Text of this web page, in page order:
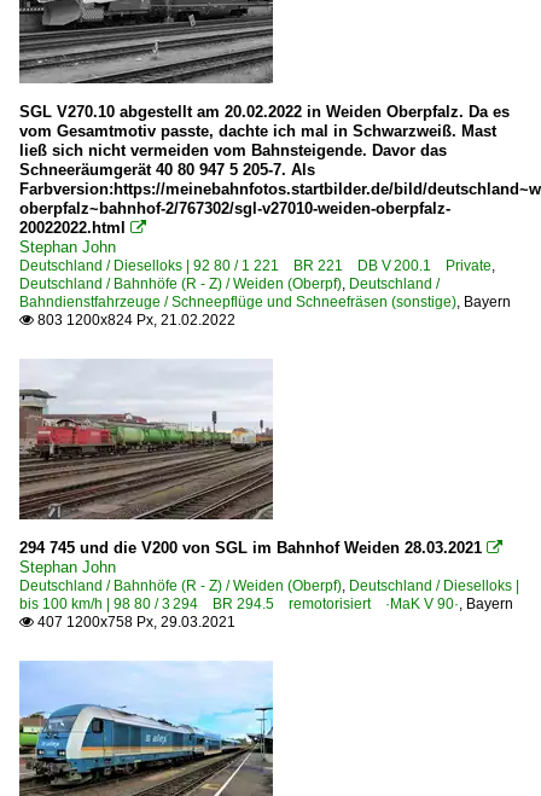
SGL V270.10 abgestellt am 20.02.2022 in Weiden Oberpfalz. Da es
vom Gesamtmotiv passte, dachte ich mal in Schwarzweiß. Mast
ließ sich nicht vermeiden vom Bahnsteigende. Davor das
Schneeräumgerät 40 80 947 5 205-7. Als
Farbversion:https://meinebahnfotos.startbilder.de/bild/
oberpfalz~bahnhof-2/767302/sgl-v27010-weiden-oberpfalz-
20022022.html

Stephan John
Deutschland / Dieselloks | 92 80 / 1 221 BR 221 DB V 200.1 Private,
Deutschland / Bahnhöfe (R - Z) / Weiden (Oberpf), Deutschland /
Bahndienstfahrzeuge / Schneepflüge und Schneefräsen (sonstige), Bayern
 803 1200x824 Px, 21.02.2022
294 745 und die V200 von SGL im Bahnhof Weiden 28.03.2021 
Stephan John
Deutschland / Bahnhöfe (R - Z) / Weiden (Oberpf), Deutschland / Dieselloks |
bis 100 km/h | 98 80 / 3 294 BR 294.5 remotorisiert ·MaK V 90·, Bayern
 407 1200x758 Px, 29.03.2021